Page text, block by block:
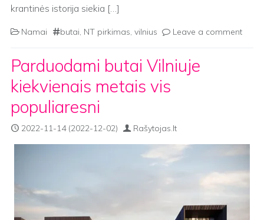
krantinės istorija siekia […]
Namai butai, NT pirkimas, vilnius Leave a comment
Parduodami butai Vilniuje
kiekvienais metais vis
populiaresni
2022-11-14(2022-12-02) Rašytojas.lt